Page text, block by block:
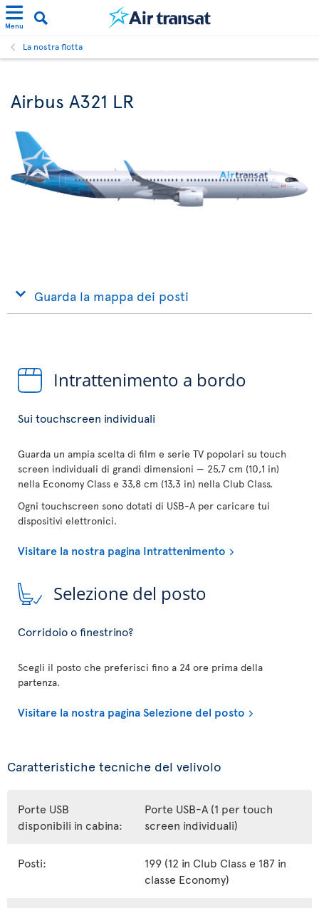
Menu
La nostra flotta
Airbus A321 LR
Guarda la mappa dei posti
Intrattenimento a bordo
Sui touchscreen individuali
Guarda un ampia scelta di film e serie TV popolari su touch
screen individuali di grandi dimensioni — 25,7 cm (10,1 in)
nella Economy Class e 33,8 cm (13,3 in) nella Club Class.
Ogni touchscreen sono dotati di USB-A per caricare tui
dispositivi elettronici.
Visitare la nostra pagina Intrattenimento
Selezione del posto
Corridoio o finestrino?
Scegli il posto che preferisci fino a 24 ore prima della
partenza.
Visitare la nostra pagina Selezione del posto
Caratteristiche tecniche del velivolo
Porte USB
disponibili in cabina:
Porte USB-A (1 per touch
screen individuali)
Posti:
199 (12 in Club Class e 187 in
classe Economy)